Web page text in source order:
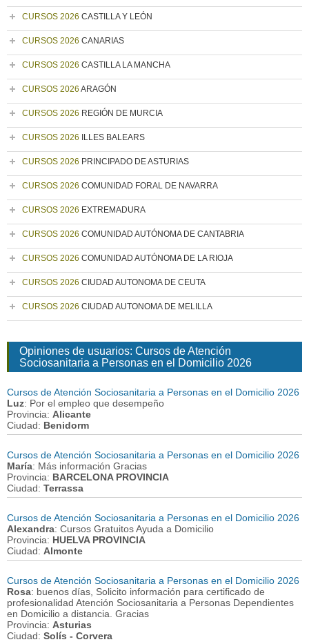
CURSOS 2026 CASTILLA Y LEÓN
CURSOS 2026 CANARIAS
CURSOS 2026 CASTILLA LA MANCHA
CURSOS 2026 ARAGÓN
CURSOS 2026 REGIÓN DE MURCIA
CURSOS 2026 ILLES BALEARS
CURSOS 2026 PRINCIPADO DE ASTURIAS
CURSOS 2026 COMUNIDAD FORAL DE NAVARRA
CURSOS 2026 EXTREMADURA
CURSOS 2026 COMUNIDAD AUTÓNOMA DE CANTABRIA
CURSOS 2026 COMUNIDAD AUTÓNOMA DE LA RIOJA
CURSOS 2026 CIUDAD AUTONOMA DE CEUTA
CURSOS 2026 CIUDAD AUTONOMA DE MELILLA
Opiniones de usuarios: Cursos de Atención
Sociosanitaria a Personas en el Domicilio 2026
Cursos de Atención Sociosanitaria a Personas en el Domicilio 2026
Luz: Por el empleo que desempeño
Provincia: Alicante
Ciudad: Benidorm
Cursos de Atención Sociosanitaria a Personas en el Domicilio 2026
María: Más información Gracias
Provincia: BARCELONA PROVINCIA
Ciudad: Terrassa
Cursos de Atención Sociosanitaria a Personas en el Domicilio 2026
Alexandra: Cursos Gratuitos Ayuda a Domicilio
Provincia: HUELVA PROVINCIA
Ciudad: Almonte
Cursos de Atención Sociosanitaria a Personas en el Domicilio 2026
Rosa: buenos días, Solicito información para certificado de
profesionalidad Atención Sociosanitaria a Personas Dependientes
en Domicilio a distancia. Gracias
Provincia: Asturias
Ciudad: Solís - Corvera